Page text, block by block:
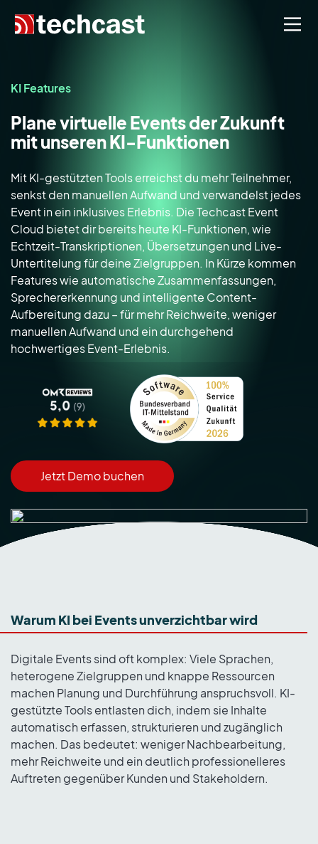
KI Features
Plane virtuelle Events der Zukunft
mit unseren KI-Funktionen
Mit KI-gestützten Tools erreichst du mehr Teilnehmer,
senkst den manuellen Aufwand und verwandelst jedes
Event in ein inklusives Erlebnis. Die Techcast Event
Cloud bietet dir bereits heute KI-Funktionen, wie
Echtzeit-Transkriptionen, Übersetzungen und Live-
Untertitelung für deine Zielgruppen. In Kürze kommen
Features wie automatische Zusammenfassungen,
Sprechererkennung und intelligente Content-
Aufbereitung dazu – für mehr Reichweite, weniger
manuellen Aufwand und ein durchgehend
hochwertiges Event-Erlebnis.
Jetzt Demo buchen
Warum KI bei Events unverzichtbar wird
Digitale Events sind oft komplex: Viele Sprachen,
heterogene Zielgruppen und knappe Ressourcen
machen Planung und Durchführung anspruchsvoll. KI-
gestützte Tools entlasten dich, indem sie Inhalte
automatisch erfassen, strukturieren und zugänglich
machen. Das bedeutet: weniger Nachbearbeitung,
mehr Reichweite und ein deutlich professionelleres
Auftreten gegenüber Kunden und Stakeholdern.